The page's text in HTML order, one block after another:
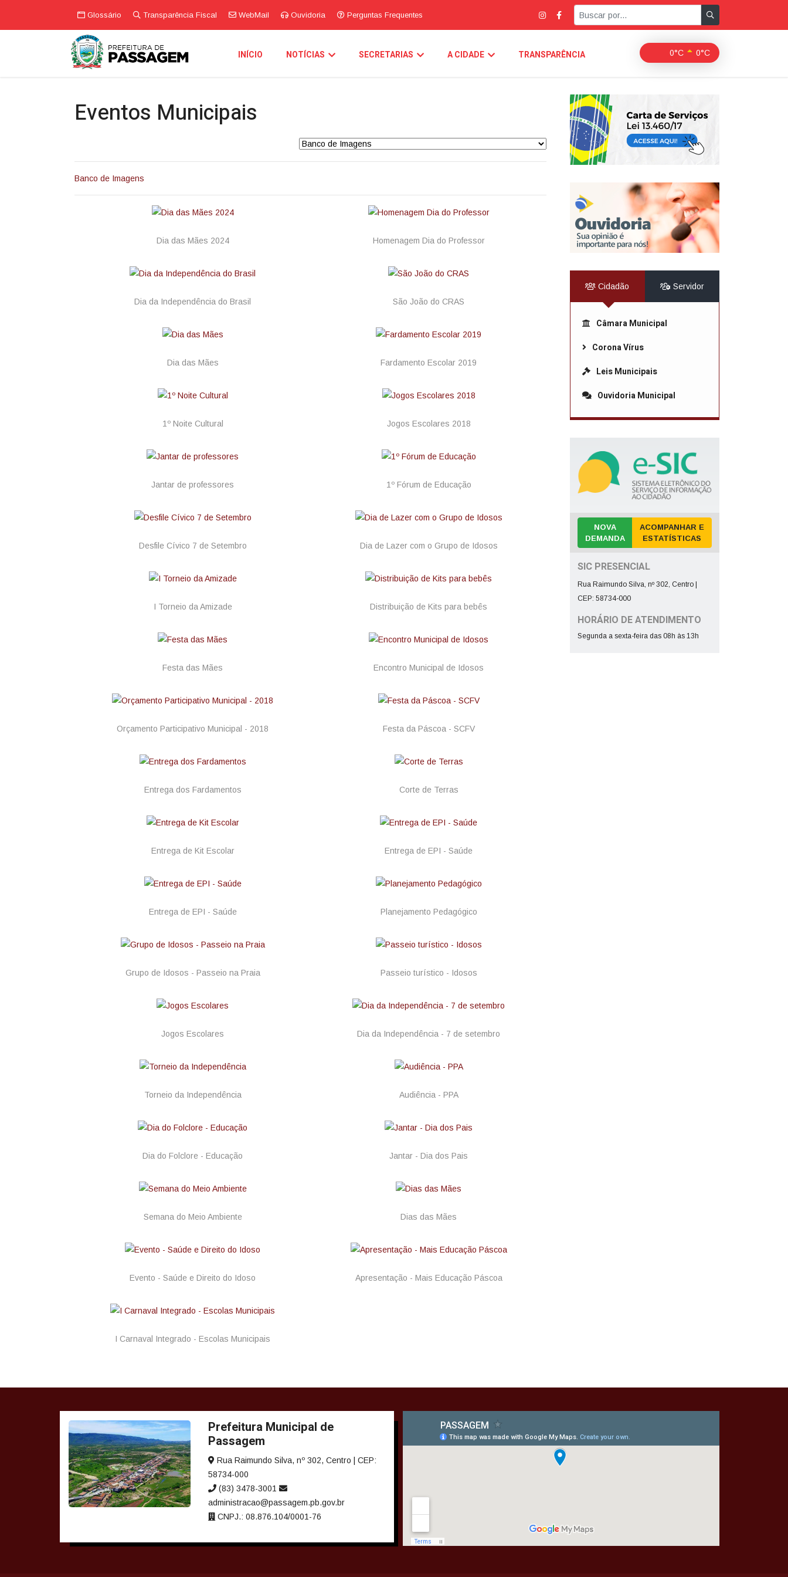
Glossário Transparência Fiscal WebMail Ouvidoria Perguntas Frequentes
0°C 0°C
INÍCIO NOTÍCIAS SECRETARIAS A CIDADE TRANSPARÊNCIA
Eventos Municipais
Banco de Imagens
Dia das Mães 2024 Homenagem Dia do Professor
Dia da Independência do Brasil São João do CRAS
Dia das Mães Fardamento Escolar 2019
1º Noite Cultural Jogos Escolares 2018
Jantar de professores 1º Fórum de Educação
Desfile Cívico 7 de Setembro Dia de Lazer com o Grupo de Idosos
I Torneio da Amizade Distribuição de Kits para bebês
Festa das Mães Encontro Municipal de Idosos
Orçamento Participativo Municipal - 2018 Festa da Páscoa - SCFV
Entrega dos Fardamentos Corte de Terras
Entrega de Kit Escolar Entrega de EPI - Saúde
Entrega de EPI - Saúde Planejamento Pedagógico
Grupo de Idosos - Passeio na Praia Passeio turístico - Idosos
Jogos Escolares Dia da Independência - 7 de setembro
Torneio da Independência Audiência - PPA
Dia do Folclore - Educação Jantar - Dia dos Pais
Semana do Meio Ambiente Dias das Mães
Evento - Saúde e Direito do Idoso Apresentação - Mais Educação Páscoa
I Carnaval Integrado - Escolas Municipais
Cidadão Servidor
Câmara Municipal
Corona Vírus
Leis Municipais
Ouvidoria Municipal
NOVA
DEMANDA
ACOMPANHAR E
ESTATÍSTICAS
SIC PRESENCIAL
Rua Raimundo Silva, nº 302, Centro |
CEP: 58734-000
HORÁRIO DE ATENDIMENTO
Segunda a sexta-feira das 08h às 13h
Prefeitura Municipal de
Passagem
Rua Raimundo Silva, nº 302, Centro | CEP:
58734-000
(83) 3478-3001
administracao@passagem.pb.gov.br
CNPJ.: 08.876.104/0001-76